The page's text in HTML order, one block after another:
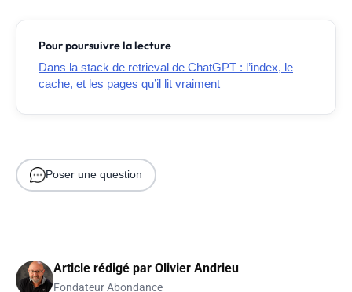
Pour poursuivre la lecture
Dans la stack de retrieval de ChatGPT : l’index, le
cache, et les pages qu’il lit vraiment
Poser une question
Article rédigé par Olivier Andrieu
Fondateur Abondance